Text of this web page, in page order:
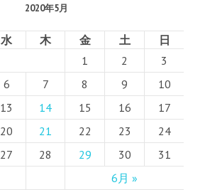
2020年5月
水 木 金 土 日
6月 »
1 2
3
6 7 8 9
10
13 14 15 16
17
20 21 22 23
24
27 28 29 30 31